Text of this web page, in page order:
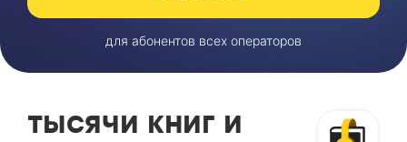
для абонентов всех операторов
тысячи книг и